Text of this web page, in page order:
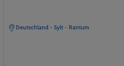
Deutschland - Sylt - Rantum